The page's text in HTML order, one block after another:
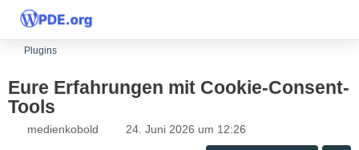
Plugins
Eure Erfahrungen mit Cookie-Consent-
Tools
medienkobold 24. Juni 2026 um 12:26